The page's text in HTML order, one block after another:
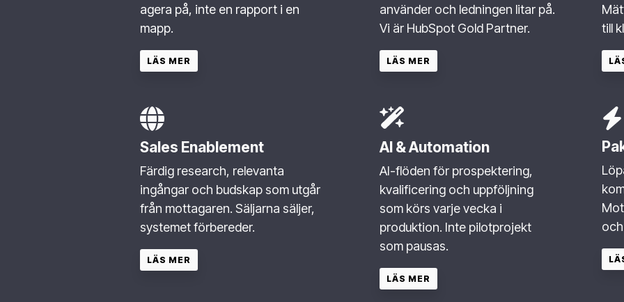
agera på, inte en rapport i en
mapp.
LÄS MER
använder och ledningen litar på.
Vi är HubSpot Gold Partner.
LÄS MER
till
Sales Enablement
Färdig research, relevanta
ingångar och budskap som utgår
från mottagaren. Säljarna säljer,
systemet förbereder.
LÄS MER
AI & Automation
AI-flöden för prospektering,
kvalificering och uppföljning
som körs varje vecka i
produktion. Inte pilotprojekt
som pausas.
LÄS MER